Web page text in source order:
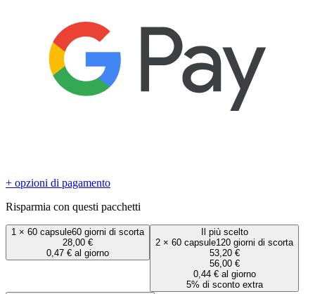
+ opzioni di pagamento
Risparmia con questi pacchetti
1 × 60 capsule60 giorni di scorta
28,00 €
0,47 € al giorno
Il più scelto
2 × 60 capsule120 giorni di scorta
53,20 €
56,00 €
0,44 € al giorno
5% di sconto extra